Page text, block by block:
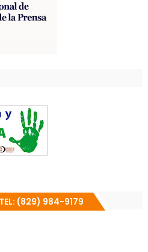
TEL: (829) 984-9179